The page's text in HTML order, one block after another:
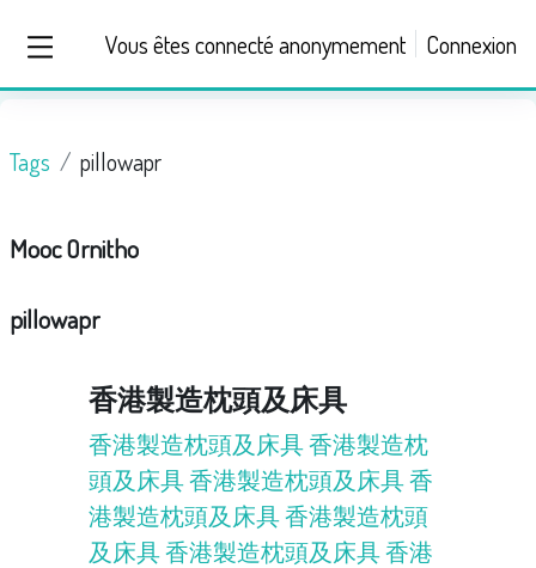
Panneau latéral
Vous êtes connecté anonymement Connexion
Tags pillowapr
Mooc Ornitho
pillowapr
香港製造枕頭及床具
香港製造枕頭及床具香港製造枕
頭及床具香港製造枕頭及床具香
港製造枕頭及床具香港製造枕頭
及床具香港製造枕頭及床具香港